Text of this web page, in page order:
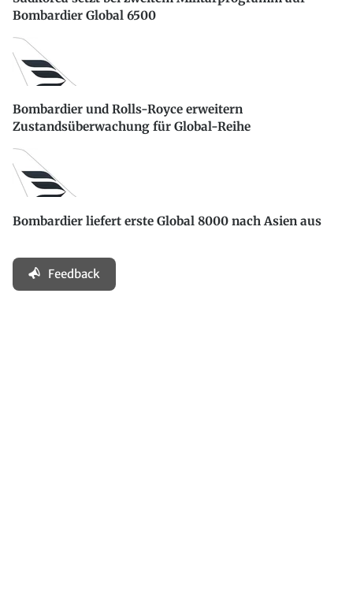
Bombardier Global 6500
Bombardier und Rolls-Royce erweitern
Zustandsüberwachung für Global-Reihe
Bombardier liefert erste Global 8000 nach Asien aus
Feedback